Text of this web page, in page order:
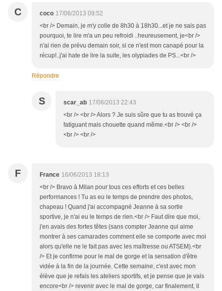
C coco 17/06/2013 09:52
<br /> Demain, je m'y colle de 8h30 à 18h30...et je ne sais pas
pourquoi, te lire m'a un peu refroidi ..heureusement, je<br />
n'ai rien de prévu demain soir, si ce n'est mon canapé pour la
récup!..j'ai hate de lire la suite, les olypiades de PS...<br />
Répondre
S scar_ab 17/06/2013 22:43
<br /> <br /> Alors ? Je suis sûre que tu as trouvé ça
fatiguant mais chouette quand même.<br /> <br />
<br /> <br />
F France 16/06/2013 18:13
<br /> Bravo à Milan pour tous ces efforts et ces belles
performances ! Tu as eu le temps de prendre des photos,
chapeau ! Quand j'ai accompagné Jeanne à sa sortie
sportive, je n'ai eu le temps de rien.<br /> Faut dire que moi,
j'en avais des fortes têtes (sans compter Jeanne qui aime
montrer à ses camarades comment elle se comporte avec moi
alors qu'elle ne le fait pas avec les maîtresse ou ATSEM).<br
/> Et je confirme pour le mal de gorge et la sensation d'être
vidée à la fin de la journée. Cette semaine, c'est avec mon
élève que je refais les ateliers sportifs, et je pense que je vais
encore<br /> revenir avec le mal de gorge, car finalement, il